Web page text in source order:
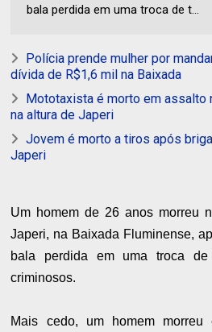
bala perdida em uma troca de t...
Polícia prende mulher por
dívida de R$1,6 mil na Baixada
Mototaxista é morto em assalto
na altura de Japeri
Jovem é morto a tiros após
Japeri
Um homem de 26 anos morreu
Japeri, na Baixada Fluminense,
bala perdida em uma troca
criminosos.
Mais cedo, um homem